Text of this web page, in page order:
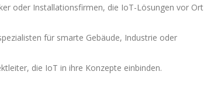
oder Installationsfirmen, die IoT-Lösungen vor Ort
für smarte Gebäude, Industrie oder
die IoT in ihre Konzepte einbinden.